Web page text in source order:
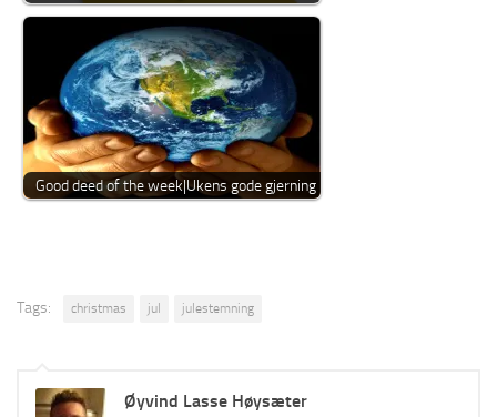
Good deed of the week|Ukens gode gjerning
Tags: christmas jul julestemning
Øyvind Lasse Høysæter